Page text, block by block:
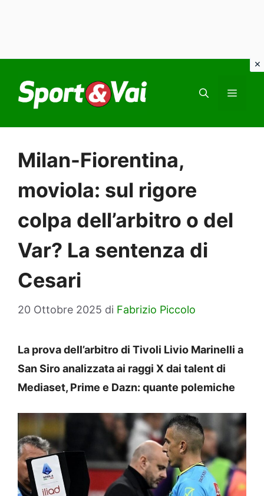
contenuto
Milan-Fiorentina,
moviola: sul rigore
colpa dell’arbitro o del
Var? La sentenza di
Cesari
20 Ottobre 2025 di Fabrizio Piccolo
La prova dell’arbitro di Tivoli Livio Marinelli a
San Siro analizzata ai raggi X dai talent di
Mediaset, Prime e Dazn: quante polemiche